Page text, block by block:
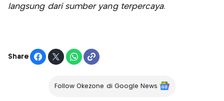
langsung dari sumber yang terpercaya.
Share
Follow Okezone di Google News